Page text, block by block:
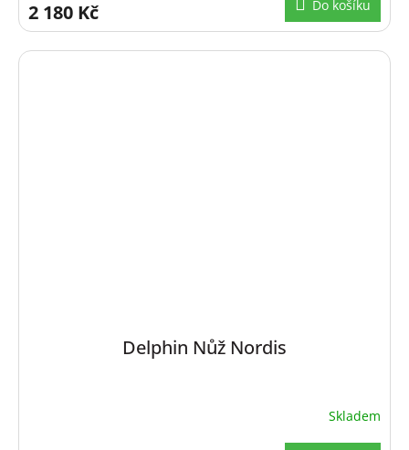
2 180 Kč Do košíku
Delphin Nůž Nordis
Skladem